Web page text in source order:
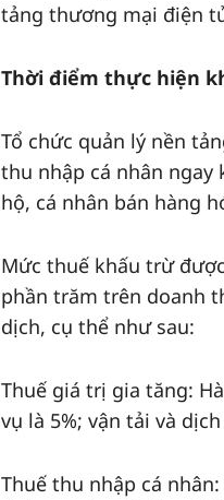
tảng thương mại điện
Thời điểm thực hiện
Tổ chức quản lý nền
thu nhập cá nhân ngay
hộ, cá nhân bán hàng
Mức thuế khấu trừ
phần trăm trên doanh
dịch, cụ thể như sau:
Thuế giá trị gia tăng:
vụ là 5%; vận tải và
Thuế thu nhập cá